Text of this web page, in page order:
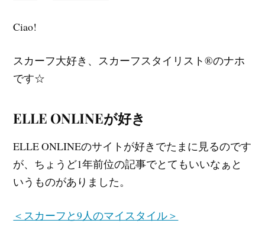
Ciao!
スカーフ大好き、スカーフスタイリスト®のナホ
です☆
ELLE ONLINEが好き
ELLE ONLINEのサイトが好きでたまに見るのです
が、ちょうど1年前位の記事でとてもいいなぁと
いうものがありました。
＜スカーフと9人のマイスタイル＞